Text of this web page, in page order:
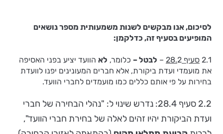
לסיכום, אנו מבקשים לשנות משמעותית מספר נושאים
המופיעים בסעיף זה, כדלקמן:
2.1 סעיף 28. 2 – לבטל – כלומר, לא הוועד יציע בפני האסיפה
את מועמדי ועדת ביקורת, אלא חברים המעונינים יפנו לוועדת
בחירות על פי אותם כללים כמו מועמדים לחברי הוועד.
2.2 סעיף 28.4: נדרש שינוי ל: "נהלי הבחירה של חברי
ועדת הביקורת יהיו זהים לאלה של בחירת חברי הוועד",